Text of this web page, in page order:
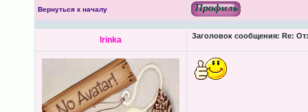
Вернуться к началу
Irinka Заголовок сообщения: Re: